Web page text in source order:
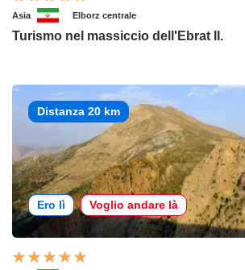
Asia Elborz centrale
Turismo nel massiccio dell'Ebrat II.
Distanza 20 km
Ero lì Voglio andare là